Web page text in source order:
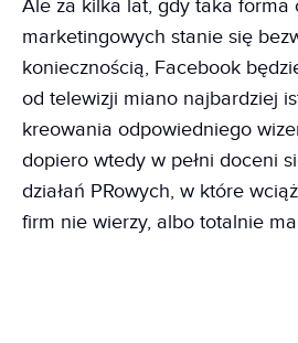
Ale za kilka lat, gdy taka forma
marketingowych stanie się
koniecznością, Facebook
od telewizji miano najbardziej
kreowania odpowiedniego
dopiero wtedy w pełni doceni
działań PRowych, w które
firm nie wierzy, albo totalnie